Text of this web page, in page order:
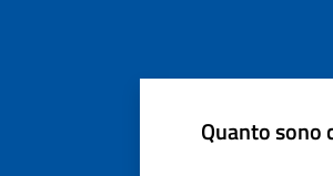
Quanto sono